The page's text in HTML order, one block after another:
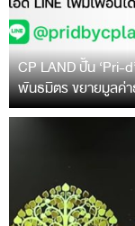
CP LAND ปั้น ‘Pri-
พันธมิตร ขยายมูลค่า